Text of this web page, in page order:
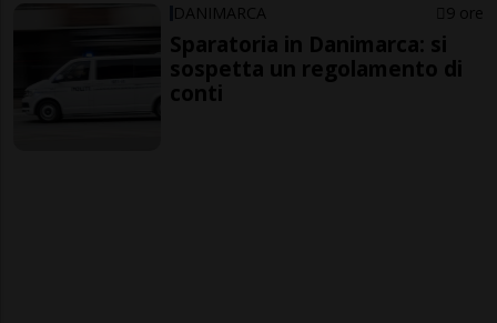
DANIMARCA 9 ore
Sparatoria in Danimarca: si
sospetta un regolamento di
conti